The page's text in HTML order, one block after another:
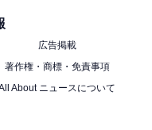
広告掲載
著作権・商標・免責事項
About ニュースについて